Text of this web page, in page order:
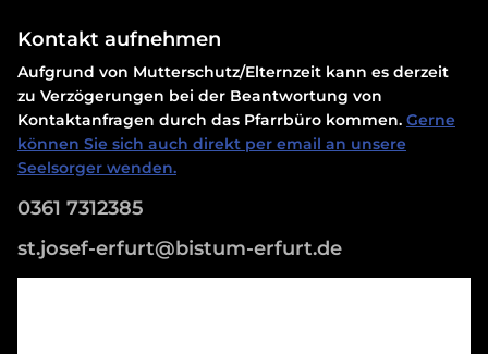
Kontakt aufnehmen
Aufgrund von Mutterschutz/Elternzeit kann es derzeit
zu Verzögerungen bei der Beantwortung von
Kontaktanfragen durch das Pfarrbüro kommen. Gerne
können Sie sich auch direkt per email an unsere
Seelsorger wenden.
0361 7312385
st.josef-erfurt@bistum-erfurt.de